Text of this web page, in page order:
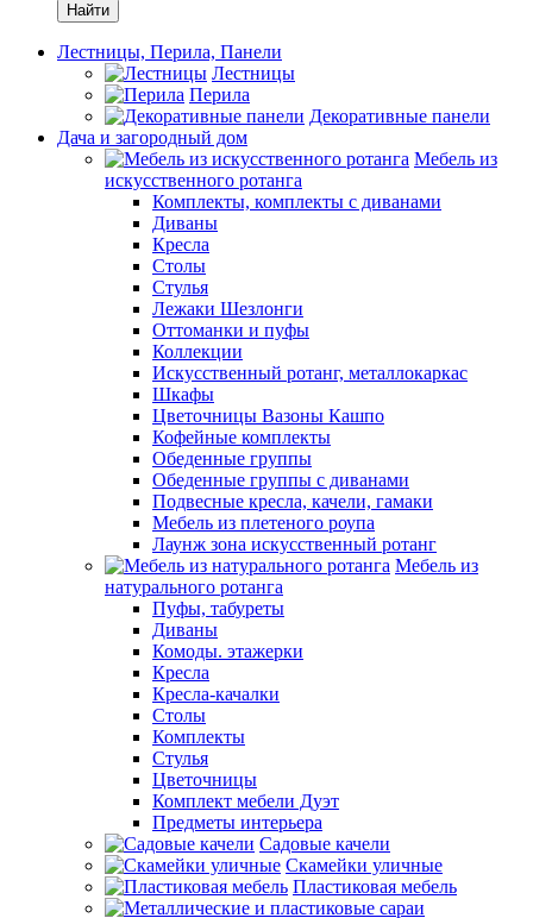
Найти
Лестницы, Перила, Панели
Лестницы
Перила
Декоративные панели
Дача и загородный дом
Мебель из
искусственного ротанга
Комплекты, комплекты с диванами
Диваны
Кресла
Столы
Стулья
Лежаки Шезлонги
Оттоманки и пуфы
Коллекции
Искусственный ротанг, металлокаркас
Шкафы
Цветочницы Вазоны Кашпо
Кофейные комплекты
Обеденные группы
Обеденные группы с диванами
Подвесные кресла, качели, гамаки
Мебель из плетеного роупа
Лаунж зона искусственный ротанг
Мебель из
натурального ротанга
Пуфы, табуреты
Диваны
Комоды. этажерки
Кресла
Кресла-качалки
Столы
Комплекты
Стулья
Цветочницы
Комплект мебели Дуэт
Предметы интерьера
Садовые качели
Скамейки уличные
Пластиковая мебель